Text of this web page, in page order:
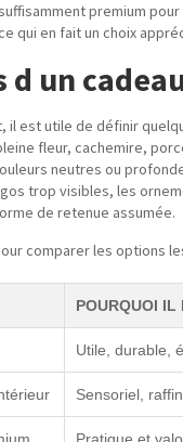
premium
qui en fait un choix
d un
il est utile de définir
fleur, cachemire,
neutres ou
trop visibles, les
de retenue assumée.
comparer les options
POURQUOI IL
Utile, durable,
Sensoriel,